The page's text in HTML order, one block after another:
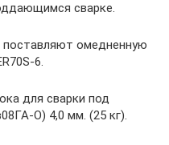
сварке.
омедненную
6.
для сварки под
О) 4,0 мм. (25 кг).